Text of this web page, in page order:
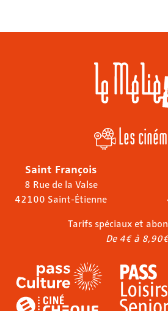
Les
Saint François
8 Rue de la Valse
42100 Saint-Étienne
Tarifs spéciaux et
De 4€ à 8,90€